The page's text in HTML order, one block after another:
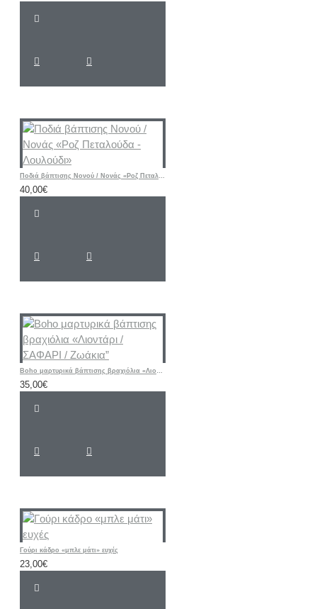
Ποδιά βάπτισης Νονού / Νονάς «Ροζ Πεταλούδα - Λουλούδι»
40,00€
Boho μαρτυρικά βάπτισης βραχιόλια «Λιοντάρι / ΣΑΦΑΡΙ / Ζωάκια”
35,00€
Γούρι κάδρο «μπλε μάτι» ευχές
23,00€